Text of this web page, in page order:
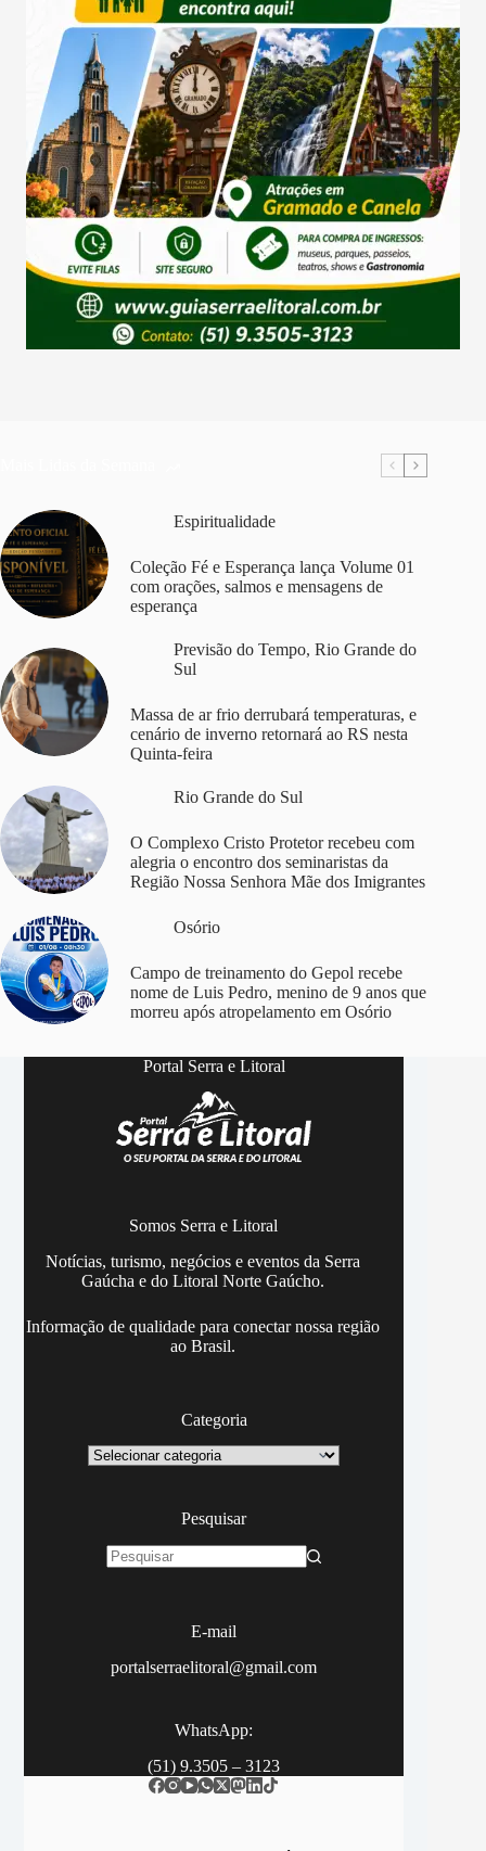
Espiritualidade
Coleção Fé e Esperança lança Volume 01
com orações, salmos e mensagens de
esperança
Previsão do Tempo, Rio Grande do
Sul
Massa de ar frio derrubará temperaturas, e
cenário de inverno retornará ao RS nesta
Quinta-feira
Rio Grande do Sul
O Complexo Cristo Protetor recebeu com
alegria o encontro dos seminaristas da
Região Nossa Senhora Mãe dos Imigrantes
Osório
Campo de treinamento do Gepol recebe
nome de Luis Pedro, menino de 9 anos que
morreu após atropelamento em Osório
Portal Serra e Litoral
Somos Serra e Litoral
Notícias, turismo, negócios e eventos da Serra
Gaúcha e do Litoral Norte Gaúcho.
Informação de qualidade para conectar nossa região
ao Brasil.
Categoria
Categoria
Pesquisar
E-mail
portalserraelitoral@gmail.com
WhatsApp:
(51) 9.3505 – 3123